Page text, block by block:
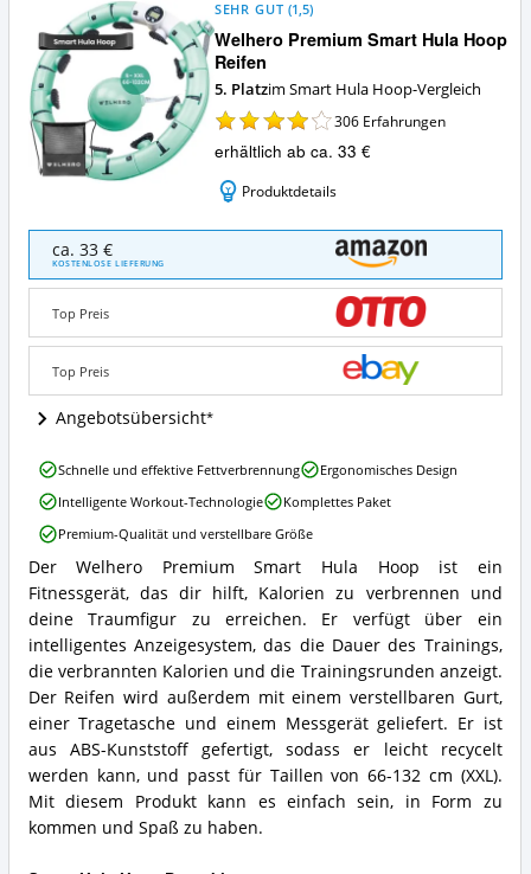
Welhero Premium Smart Hula Hoop
Reifen
SEHR GUT (1,5)
5. Platzim Smart Hula Hoop-Vergleich
306 Erfahrungen
erhältlich ab ca. 33 €
Produktdetails
Welhero
Premium
Smart
Hula
Hoop
Reifen
Angebote:
Wo
ist
dieser
Hula
Hoop
erhältlich?
ca. 33 €
KOSTENLOSE LIEFERUNG
Top Preis
Top Preis
Angebotsübersicht
Welhero
Premium
Smart
Hula
Hoop
Reifen
Zusammenfassung:
Was
bietet
dieser
Smart
Hula
Hoop?
Der Welhero Premium Smart Hula Hoop ist ein
Fitnessgerät, das dir hilft, Kalorien zu verbrennen und
deine Traumfigur zu erreichen. Er verfügt über ein
intelligentes Anzeigesystem, das die Dauer des Trainings,
die verbrannten Kalorien und die Trainingsrunden anzeigt.
Der Reifen wird außerdem mit einem verstellbaren Gurt,
einer Tragetasche und einem Messgerät geliefert. Er ist
aus ABS-Kunststoff gefertigt, sodass er leicht recycelt
werden kann, und passt für Taillen von 66-132 cm (XXL).
Mit diesem Produkt kann es einfach sein, in Form zu
kommen und Spaß zu haben.
Welhero
Premium
Smart
Hula
Hoop
Reifen
Vorteile:
Was
spricht
für
diesen
Smart
Hula
Hoop?
Schnelle und effektive Fettverbrennung
Ergonomisches Design
Intelligente Workout-Technologie
Komplettes Paket
Premium-Qualität und verstellbare Größe